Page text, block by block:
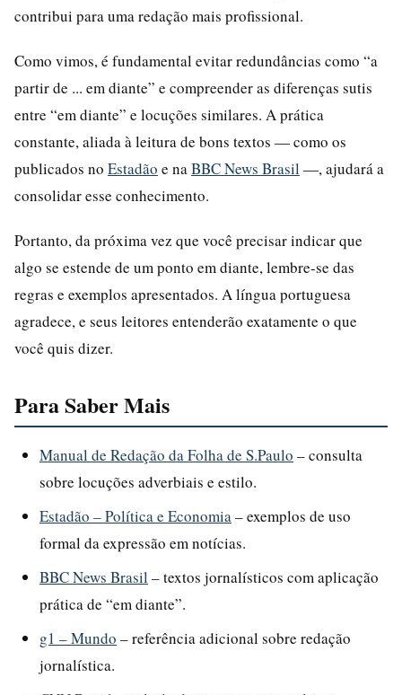
contribui para uma redação mais profissional.
Como vimos, é fundamental evitar redundâncias como “a
partir de ... em diante” e compreender as diferenças sutis
entre “em diante” e locuções similares. A prática
constante, aliada à leitura de bons textos — como os
publicados no Estadão e na BBC News Brasil —, ajudará a
consolidar esse conhecimento.
Portanto, da próxima vez que você precisar indicar que
algo se estende de um ponto em diante, lembre-se das
regras e exemplos apresentados. A língua portuguesa
agradece, e seus leitores entenderão exatamente o que
você quis dizer.
Para Saber Mais
Manual de Redação da Folha de S.Paulo – consulta
sobre locuções adverbiais e estilo.
Estadão – Política e Economia – exemplos de uso
formal da expressão em notícias.
BBC News Brasil – textos jornalísticos com aplicação
prática de “em diante”.
g1 – Mundo – referência adicional sobre redação
jornalística.